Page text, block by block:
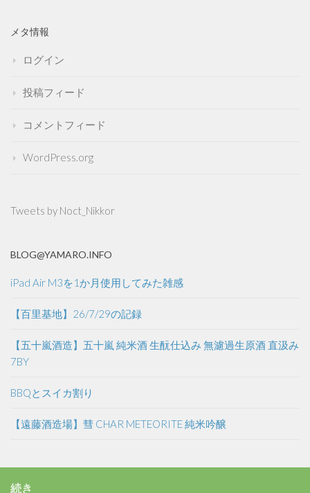
メタ情報
ログイン
投稿フィード
コメントフィード
WordPress.org
Tweets by Noct_Nikkor
BLOG@YAMARO.INFO
iPad Air M3を1か月使用してみた雑感
【百里基地】26/7/29の記録
【五十嵐酒造】五十嵐 純米酒 生酛仕込み 無濾過生原酒 直汲み
7BY
BBQとスイカ割り
【遠藤酒造場】彗 CHAR METEORITE 純米吟醸
続き